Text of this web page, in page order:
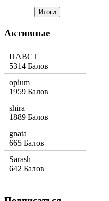
Активные
ПАВСТ
5314 Балов
opium
1959 Балов
shira
1889 Балов
gnata
665 Балов
Sarash
642 Балов